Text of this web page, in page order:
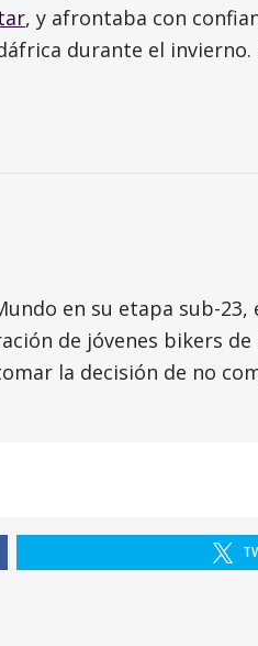
, y afrontaba con
durante el invierno.
en su etapa sub-23,
de jóvenes bikers de
la decisión de no